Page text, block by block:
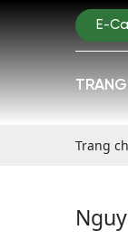
E-
Trang